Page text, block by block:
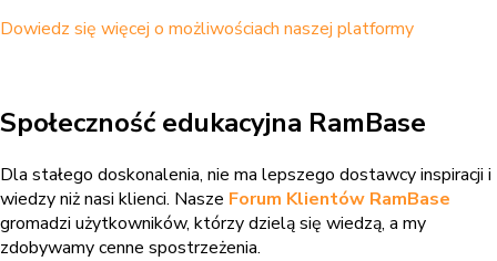
Dowiedz się więcej o możliwościach naszej platformy
Społeczność edukacyjna RamBase
Dla stałego doskonalenia, nie ma lepszego dostawcy inspiracji i
wiedzy niż nasi klienci. Nasze Forum Klientów RamBase
gromadzi użytkowników, którzy dzielą się wiedzą, a my
zdobywamy cenne spostrzeżenia.